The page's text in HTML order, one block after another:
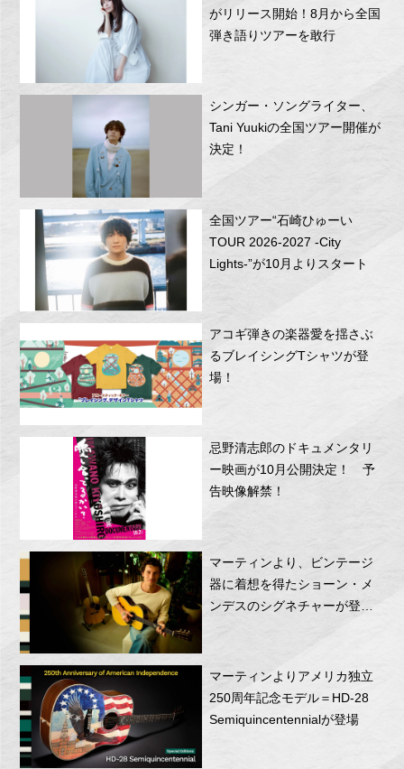
がリリース開始！8月から全国
弾き語りツアーを敢行
シンガー・ソングライター、
Tani Yuukiの全国ツアー開催が
決定！
全国ツアー“石崎ひゅーい
TOUR 2026-2027 -City
Lights-”が10月よりスタート
アコギ弾きの楽器愛を揺さぶ
るブレイシングTシャツが登
場！
忌野清志郎のドキュメンタリ
ー映画が10月公開決定！ 予
告映像解禁！
マーティンより、ビンテージ
器に着想を得たショーン・メ
ンデスのシグネチャーが登
マーティンよりアメリカ独立
250周年記念モデル＝HD-28
Semiquincentennialが登場